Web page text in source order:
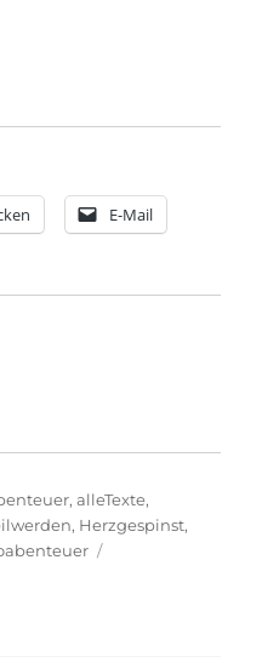
E-Mail
,alleTexte,
, Herzgespinst,